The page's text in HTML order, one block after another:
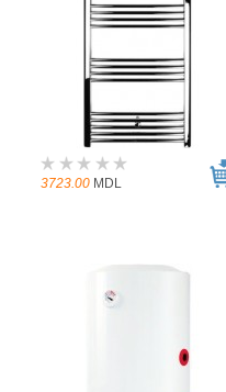
3723.00 MDL